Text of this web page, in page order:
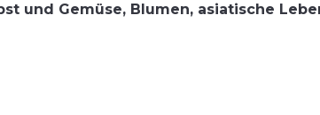
und Gemü­se, Blu­men, asia­ti­sche